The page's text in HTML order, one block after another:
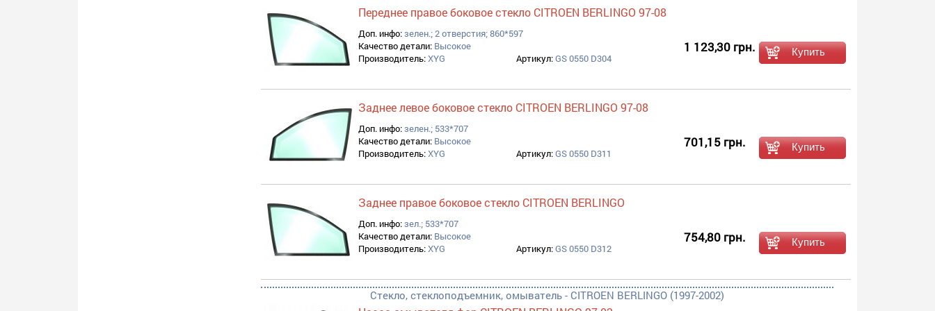
Переднее правое боковое стекло CITROEN BERLINGO 97-08
Доп. инфо:зелен.; 2 отверстия; 860*597
Качество детали: Высокое
Производитель:XYG Артикул:GS 0550 D304
1 123,30 грн.
Заднее левое боковое стекло CITROEN BERLINGO 97-08
Доп. инфо:зелен.; 533*707
Качество детали: Высокое
Производитель:XYG Артикул:GS 0550 D311
701,15 грн.
Заднее правое боковое стекло CITROEN BERLINGO
Доп. инфо:зел.; 533*707
Качество детали: Высокое
Производитель:XYG Артикул:GS 0550 D312
754,80 грн.
Стекло, стеклоподъемник, омыватель - CITROEN BERLINGO (1997-2002)